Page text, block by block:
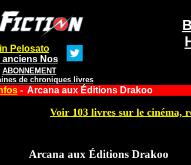
Pelosato
anciens Nos
ABONNEMENT
de chroniques livres
- Arcana aux Éditions Drakoo
Voir 103 livres sur le cinéma,
Arcana aux Éditions Drakoo